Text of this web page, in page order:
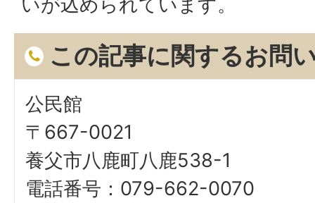
この記事に関するお問
公民館
〒667-0021
養父市八鹿町八鹿538-1
電話番号：079-662-0070